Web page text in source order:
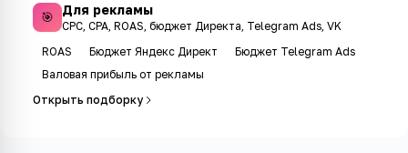
🎯 Для рекламы
CPC, CPA, ROAS, бюджет Директа, Telegram Ads, VK
ROAS
Бюджет Яндекс Директ
Бюджет Telegram Ads
Валовая прибыль от рекламы
Открыть подборку